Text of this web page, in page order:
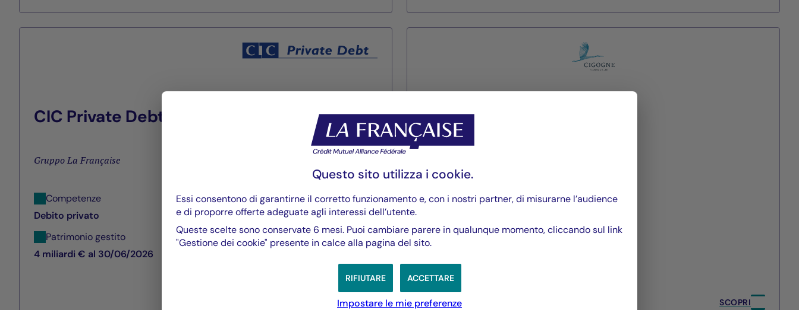
CIC Private Debt
Gruppo La Française
Competenze
Debito privato
Patrimonio gestito
4 miliardi € al 30/06/2026
SCOPRI
Cigogne Management
Competenze
Patrimonio gestito
SCOPRI
Questo sito utilizza i cookie.
Essi consentono di garantirne il corretto funzionamento e, con i nostri partner, di misurarne l’audience
e di proporre offerte adeguate agli interessi dell’utente.
Queste scelte sono conservate 6 mesi. Puoi cambiare parere in qualunque momento, cliccando sul link
"Gestione dei cookie" presente in calce alla pagina del sito.
ACCETTARE
RIFIUTARE
Impostare le mie preferenze